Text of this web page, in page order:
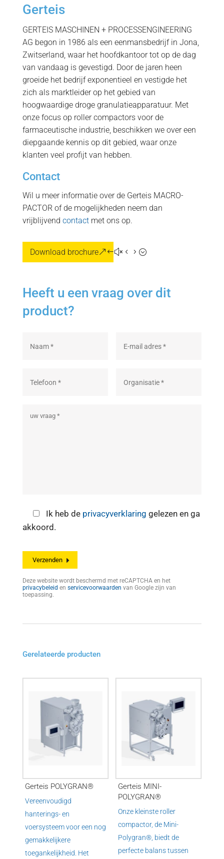
Gerteis
GERTEIS MASCHINEN + PROCESSENGINEERING
AG begon in 1986 als een eenmansbedrijf in Jona,
Zwitserland, waar het hoofdkantoor tot op de dag
van vandaag is gevestigd. Door de jaren heen
groeide het bedrijf exponentieel en vestigde het
zich als marktleider op het gebied van
hoogwaardige droge granulatieapparatuur. Met
onze focus op roller compactors voor de
farmaceutische industrie, beschikken we over een
diepgaande kennis op dit gebied, waar onze
klanten veel profijt van hebben.
Contact
Wil u meer informatie over de Gerteis MACRO-
PACTOR of de mogelijkheden neem dan
vrijblijvend contactmet ons op.
Download brochure
Heeft u een vraag over dit
product?
Ik heb de privacyverklaring gelezen en ga
akkoord.
Deze website wordt beschermd met reCAPTCHA en het
privacybeleid en servicevoorwaarden van Google zijn van
toepassing.
Gerelateerde producten
Gerteis POLYGRAN®
Vereenvoudigd
hanterings- en
voersysteem voor een nog
gemakkelijkere
toegankelijkheid. Het
Gerteis MINI-
POLYGRAN®
Onze kleinste roller
compactor, de Mini-
Polygran®, biedt de
perfecte balans tussen